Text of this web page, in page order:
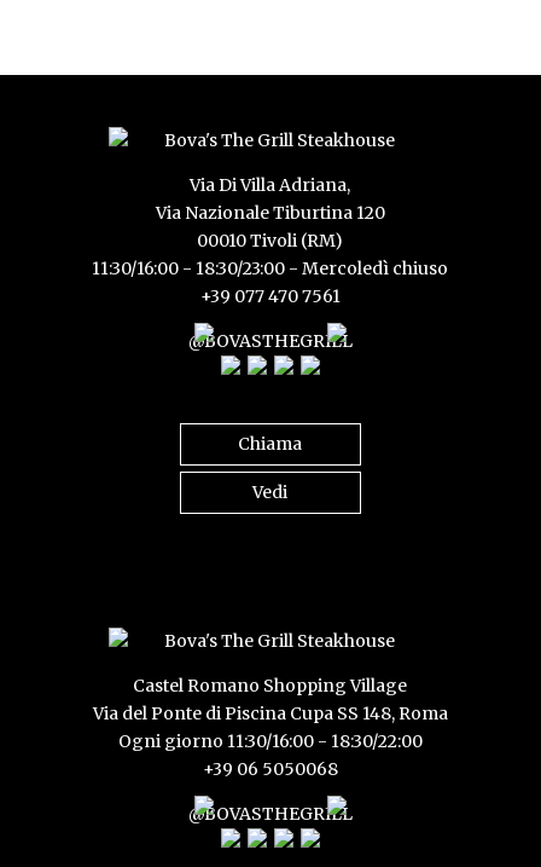
Via Di Villa Adriana,
Via Nazionale Tiburtina 120
00010 Tivoli (RM)
11:30/16:00 - 18:30/23:00 - Mercoledì chiuso
+39 077 470 7561
@BOVASTHEGRILL
Chiama
Vedi
Castel Romano Shopping Village
Via del Ponte di Piscina Cupa SS 148, Roma
Ogni giorno 11:30/16:00 - 18:30/22:00
+39 06 5050068
@BOVASTHEGRILL